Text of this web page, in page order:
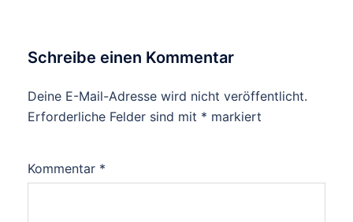
Schreibe einen Kommentar
Deine E-Mail-Adresse wird nicht veröffentlicht.
Erforderliche Felder sind mit * markiert
Kommentar *